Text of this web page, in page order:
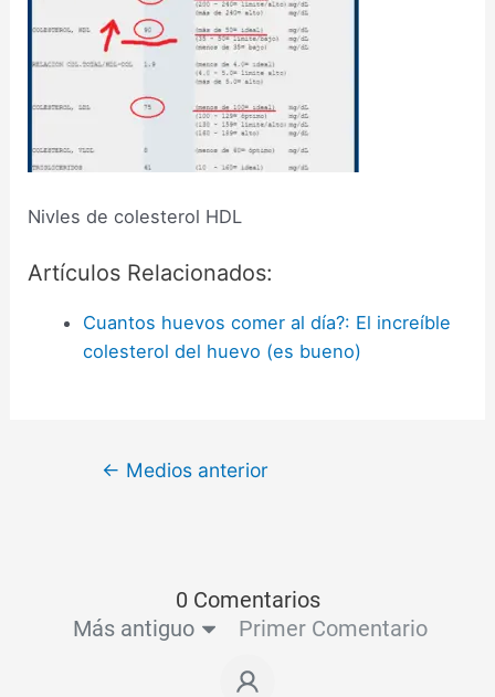
Nivles de colesterol HDL
Artículos Relacionados:
Cuantos huevos comer al día?: El increíble
colesterol del huevo (es bueno)
← Medios anterior
0 Comentarios
Más antiguo
Primer Comentario